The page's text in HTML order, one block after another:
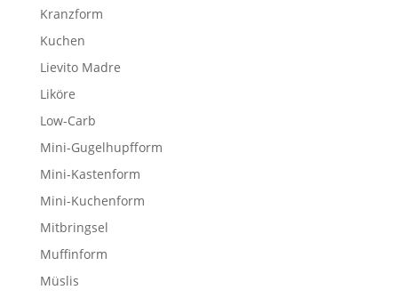
Kranzform
Kuchen
Lievito Madre
Liköre
Low-Carb
Mini-Gugelhupfform
Mini-Kastenform
Mini-Kuchenform
Mitbringsel
Muffinform
Müslis